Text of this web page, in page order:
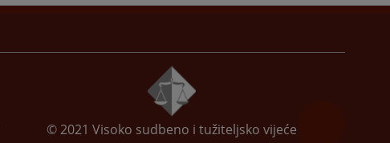
© 2021 Visoko sudbeno i tužiteljsko vijeće